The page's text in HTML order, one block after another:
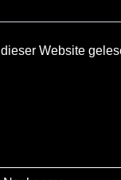
dieser Website